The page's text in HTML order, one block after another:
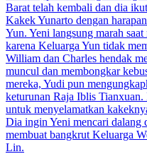
Barat telah kembali dan dia
Kakek Yunarto dengan
Yun. Yeni langsung marah
karena Keluarga Yun tidak
William dan Charles hendak
muncul dan membongkar
mereka, Yudi pun
keturunan Raja Iblis
untuk menyelamatkan
Dia ingin Yeni mencari dalang
membuat bangkrut Keluarga
Lin.